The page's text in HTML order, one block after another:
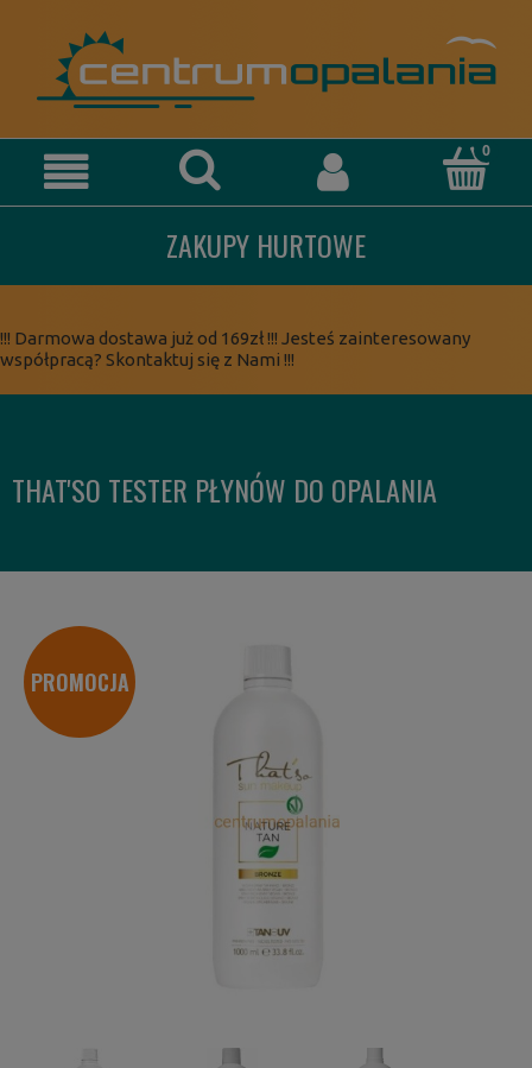
ZAKUPY HURTOWE
!!! Darmowa dostawa już od 169zł !!! Jesteś zainteresowany
współpracą? Skontaktuj się z Nami !!!
THAT'SO TESTER PŁYNÓW DO OPALANIA
PROMOCJA